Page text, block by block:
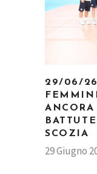
29/06/26
ANCORA
SCOZIA
29 Giugno